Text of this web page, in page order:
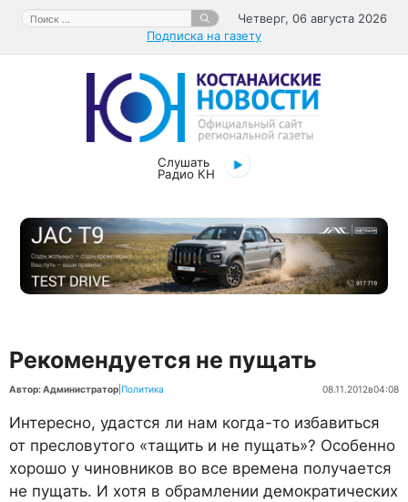
Перейти
содержимому
Поиск:
Четверг, 06 августа 2026
Подписка на газету
Слушать
Радио КН
Рекомендуется не пущать
Автор: Администратор Политика 08.11.2012в04:08
Интересно, удастся ли нам когда-то избавиться
от пресловутого «тащить и не пущать»? Особенно
хорошо у чиновников во все времена получается
не пущать. И хотя в обрамлении демократических